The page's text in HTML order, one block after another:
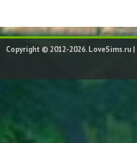
Copyright © 2012-2026. LoveSims.ru |